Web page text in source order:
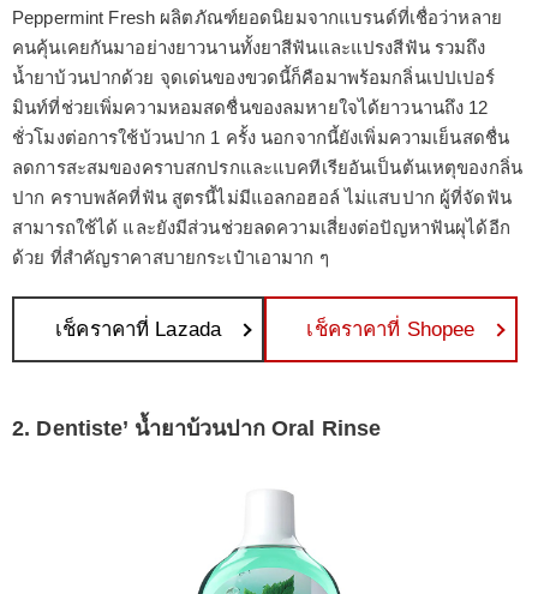
Peppermint Fresh ผลิตภัณฑ์ยอดนิยมจากแบรนด์ที่เชื่อว่าหลาย
คนคุ้นเคยกันมาอย่างยาวนานทั้งยาสีฟันและแปรงสีฟัน รวมถึง
น้ำยาบ้วนปากด้วย จุดเด่นของขวดนี้ก็คือมาพร้อมกลิ่นเปปเปอร์
มินท์ที่ช่วยเพิ่มความหอมสดชื่นของลมหายใจได้ยาวนานถึง 12
ชั่วโมงต่อการใช้บ้วนปาก 1 ครั้ง นอกจากนี้ยังเพิ่มความเย็นสดชื่น
ลดการสะสมของคราบสกปรกและแบคทีเรียอันเป็นต้นเหตุของกลิ่น
ปาก คราบพลัคที่ฟัน สูตรนี้ไม่มีแอลกอฮอล์ ไม่แสบปาก ผู้ที่จัดฟัน
สามารถใช้ได้ และยังมีส่วนช่วยลดความเสี่ยงต่อปัญหาฟันผุได้อีก
ด้วย ที่สำคัญราคาสบายกระเป๋าเอามาก ๆ
เช็คราคาที่ Lazada เช็คราคาที่ Shopee
2. Dentiste’ น้ำยาบ้วนปาก Oral Rinse